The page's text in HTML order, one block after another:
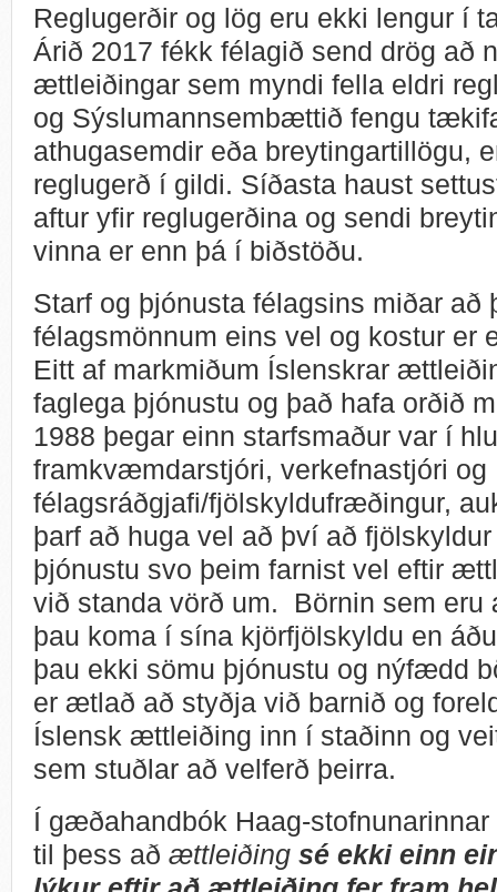
Reglugerðir og lög eru ekki lengur í
Árið 2017 fékk félagið send drög að
ættleiðingar sem myndi fella eldri
og Sýslumannsembættið fengu
athugasemdir eða breytingartillögu,
reglugerð í gildi. Síðasta haust
aftur yfir reglugerðina og sendi
vinna er enn þá í biðstöðu.
Starf og þjónusta félagsins miðar að
félagsmönnum eins vel og kostur er
Eitt af markmiðum Íslenskrar
faglega þjónustu og það hafa orðið
1988 þegar einn starfsmaður var í
framkvæmdarstjóri, verkefnastjóri og
félagsráðgjafi/fjölskyldufræðingur,
þarf að huga vel að því að
þjónustu svo þeim farnist vel eftir
við standa vörð um. Börnin sem
þau koma í sína kjörfjölskyldu en
þau ekki sömu þjónustu og nýfædd
er ætlað að styðja við barnið og
Íslensk ættleiðing inn í staðinn og
sem stuðlar að velferð þeirra.
Í gæðahandbók Haag-
til þess að ættleiðing sé ekki einn